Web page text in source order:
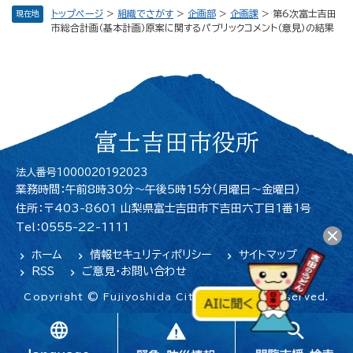
現在地 トップページ > 組織でさがす > 企画部 > 企画課 > 第6次富士吉田
市総合計画（基本計画）原案に関するパブリックコメント（意見）の結果
富士吉田市役所
法人番号1000020192023
業務時間：午前8時30分～午後5時15分（月曜日〜金曜日）
住所：〒403-8601 山梨県富士吉田市下吉田六丁目1番1号
Tel：0555-22-1111
ホーム 情報セキュリティポリシー
サイトマップ
RSS
ご意見・お問い合わせ
Copyright © Fujiyoshida City. All Rights Reserved.